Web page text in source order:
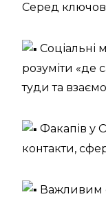
Серед
Соціальні
розуміти «де
туди та
Факапів у
контакти,
Важливим